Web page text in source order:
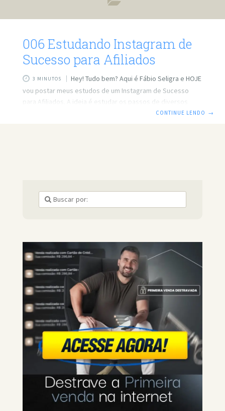
006 Estudando Instagram de
Sucesso para Afiliados
3 MINUTOS
Hey! Tudo bem? Aqui é Fábio Seligra e HOJE
vou postar meus estudos de um Instagram de Sucesso
para Afiliados. A ideia é estudar os passos de diversos
perfis que tem dado resultado. Como disse no postCONTINUE LENDO →